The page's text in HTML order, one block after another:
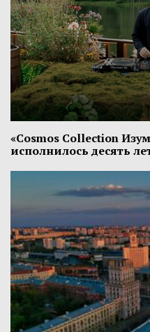
«Cosmos Collection
исполнилось десять